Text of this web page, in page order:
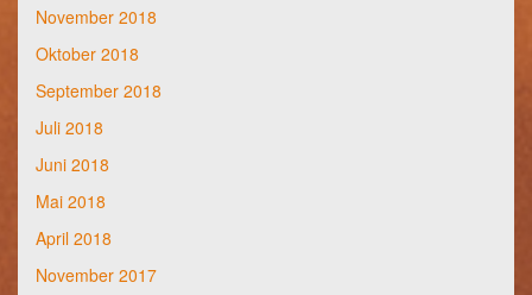
November 2018
Oktober 2018
September 2018
Juli 2018
Juni 2018
Mai 2018
April 2018
November 2017